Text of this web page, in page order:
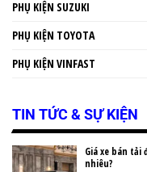
PHỤ KIỆN SUZUKI
PHỤ KIỆN TOYOTA
PHỤ KIỆN VINFAST
TIN TỨC & SỰ KIỆN
Giá xe bán tải
nhiêu?